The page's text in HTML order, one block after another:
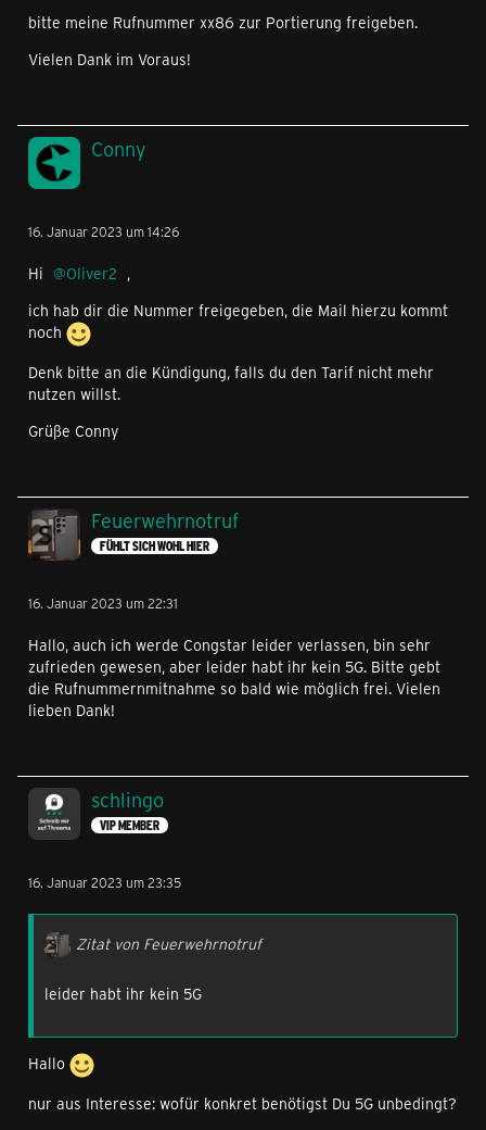
bitte meine Rufnummer xx86 zur Portierung freigeben.
Vielen Dank im Voraus!
Conny
16. Januar 2023 um 14:26
Hi Oliver2 ,
ich hab dir die Nummer freigegeben, die Mail hierzu kommt
noch
Denk bitte an die Kündigung, falls du den Tarif nicht mehr
nutzen willst.
Grüße Conny
Feuerwehrnotruf
FÜHLT SICH WOHL HIER
16. Januar 2023 um 22:31
Hallo, auch ich werde Congstar leider verlassen, bin sehr
zufrieden gewesen, aber leider habt ihr kein 5G. Bitte gebt
die Rufnummernmitnahme so bald wie möglich frei. Vielen
lieben Dank!
schlingo
VIP MEMBER
16. Januar 2023 um 23:35
Zitat von Feuerwehrnotruf
leider habt ihr kein 5G
Hallo
nur aus Interesse: wofür konkret benötigst Du 5G unbedingt?